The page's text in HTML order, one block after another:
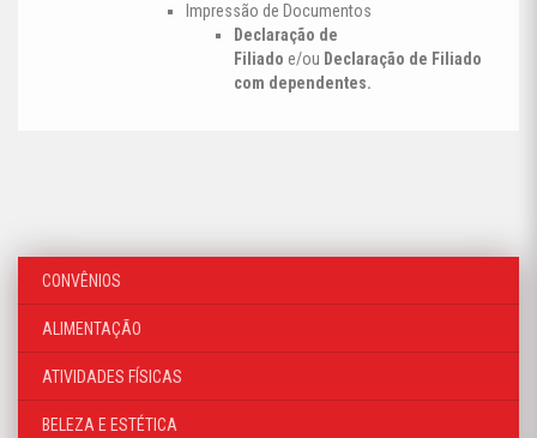
Impressão de Documentos
Declaração de
Filiado e/ou Declaração de Filiado
com dependentes.
CONVÊNIOS
ALIMENTAÇÃO
ATIVIDADES FÍSICAS
BELEZA E ESTÉTICA